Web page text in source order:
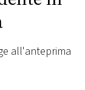
all'anteprima